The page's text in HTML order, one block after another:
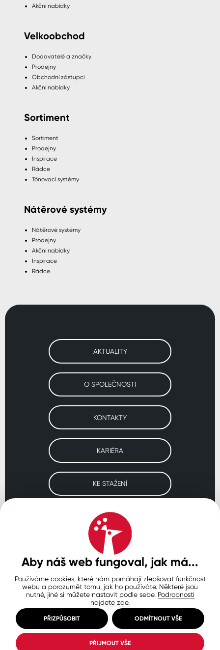
Akční nabídky
Velkoobchod
Dodavatelé a značky
Prodejny
Obchodní zástupci
Akční nabídky
Sortiment
Sortiment
Prodejny
Inspirace
Rádce
Tónovací systémy
Nátěrové systémy
Nátěrové systémy
Prodejny
Akční nabídky
Inspirace
Rádce
AKTUALITY
O SPOLEČNOSTI
KONTAKTY
KARIÉRA
KE STAŽENÍ
Navštivte naše pobočky
SLOVENSKO POLSKO
Ochrana osobních údajů
Zásady používání souborů cookie
Nastavení cookies
© Copyright 2026 COLORLAK
Created by inCUBE
Aby náš web fungoval, jak má...
Používáme cookies, které nám pomáhají zlepšovat funkčnost
webu a porozumět tomu, jak ho používáte. Některé jsou
nutné, jiné si můžete nastavit podle sebe. Podrobnosti
najdete zde.
PŘIZPŮSOBIT ODMÍTNOUT VŠE
PŘIJMOUT VŠE